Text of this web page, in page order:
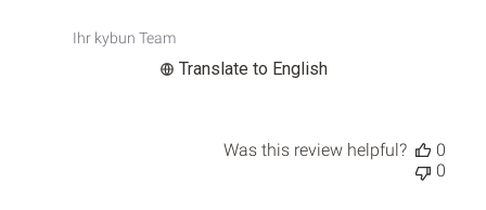
Ihr kybun Team
Translate to English
Was this review helpful?
0
0